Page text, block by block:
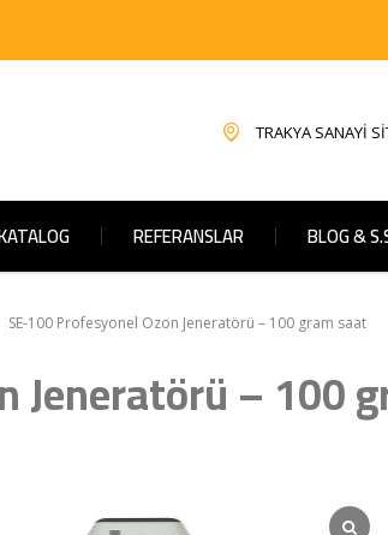
TRAKYA SANAYİ
REFERANSLAR BLOG &
SE-100 Profesyonel Ozon Jeneratörü – 100 gram saat
Jeneratörü – 100